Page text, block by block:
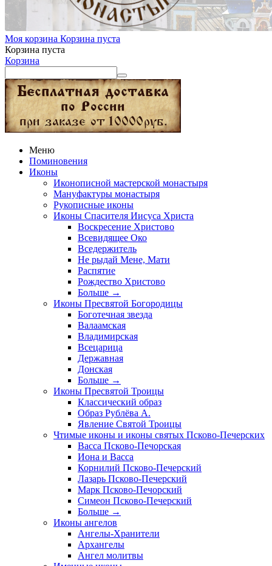
Моя корзина Корзина пуста
Корзина пуста
Корзина
Меню
Поминовения
Иконы
Иконописной мастерской монастыря
Мануфактуры монастыря
Рукописные иконы
Иконы Спасителя Иисуса Христа
Воскресение Христово
Всевидящее Око
Вседержитель
Не рыдай Мене, Мати
Распятие
Рождество Христово
Больше →
Иконы Пресвятой Богородицы
Боготечная звезда
Валаамская
Владимирская
Всецарица
Державная
Донская
Больше →
Иконы Пресвятой Троицы
Классический образ
Образ Рублёва А.
Явление Святой Троицы
Чтимые иконы и иконы святых Псково-Печерских
Васса Псково-Печорская
Иона и Васса
Корнилий Псково-Печерский
Лазарь Псково-Печерский
Марк Псково-Печорский
Симеон Псково-Печерский
Больше →
Иконы ангелов
Ангелы-Хранители
Архангелы
Ангел молитвы